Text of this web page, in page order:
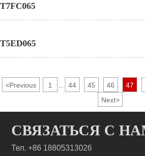
T7FC065
T5ED065
<Previous 1 44 45 46 47
Next>
СВЯЗАТЬСЯ С
Тел. +86 18805313026